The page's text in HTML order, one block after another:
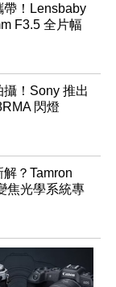
帶！Lensbaby
F3.5 全片幅
！Sony 推出
閃燈
？Tamron
焦光學系統專